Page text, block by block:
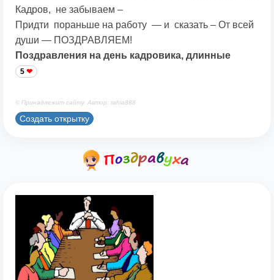
Кадров, не забываем –
Придти пораньше на работу — и сказать – От всей
души — ПОЗДРАВЛЯЕМ!
Поздравления на день кадровика, длинные
5
© Принадлежит сайту. Автор: tahia888
Создать открытку